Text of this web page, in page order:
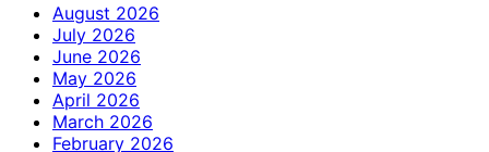
August 2026
July 2026
June 2026
May 2026
April 2026
March 2026
February 2026